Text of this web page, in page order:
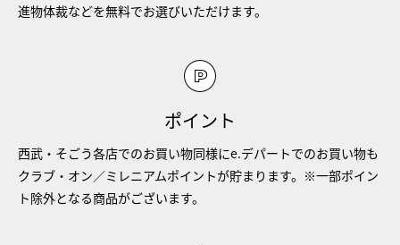
進物体裁などを無料でお選びいただけます。
ポイント
西武・そごう各店でのお買い物同様にe.デパートでのお買い物も
クラブ・オン／ミレニアムポイントが貯まります。※一部ポイン
ト除外となる商品がございます。